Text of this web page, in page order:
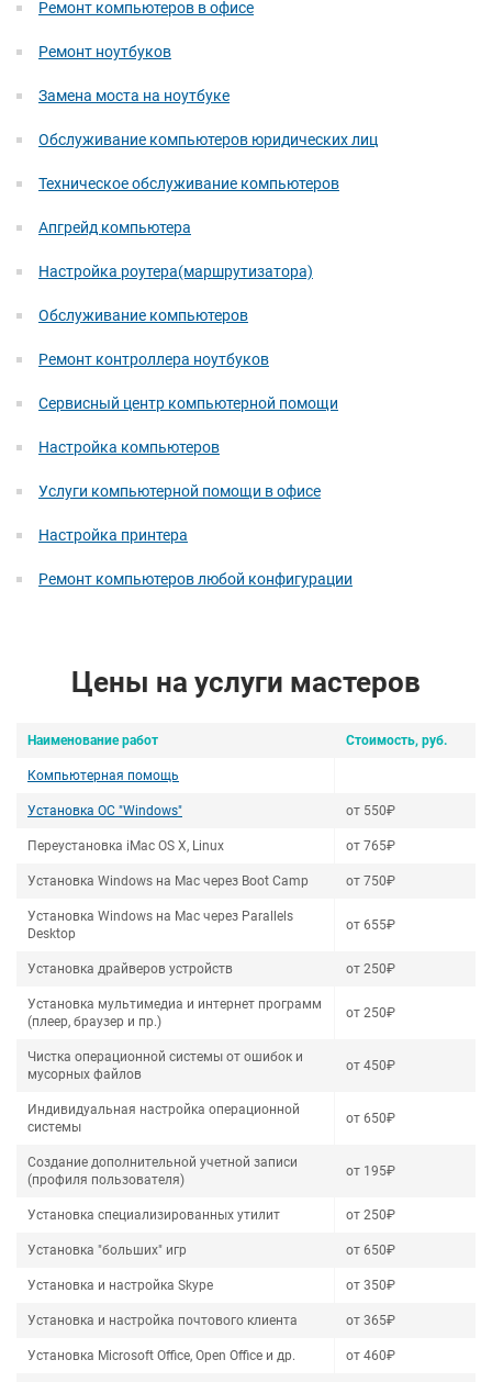
Ремонт компьютеров в офисе
Ремонт ноутбуков
Замена моста на ноутбуке
Обслуживание компьютеров юридических лиц
Техническое обслуживание компьютеров
Апгрейд компьютера
Настройка роутера(маршрутизатора)
Обслуживание компьютеров
Ремонт контроллера ноутбуков
Сервисный центр компьютерной помощи
Настройка компьютеров
Услуги компьютерной помощи в офисе
Настройка принтера
Ремонт компьютеров любой конфигурации
Цены на услуги мастеров
Наименование работ Стоимость, руб.
Компьютерная помощь
Установка ОС "Windows" от 550₽
Переустановка iMac OS X, Linux от 765₽
Установка Windows на Mac через Boot Camp от 750₽
Установка Windows на Mac через Parallels
Desktop
от 655₽
Установка драйверов устройств от 250₽
Установка мультимедиа и интернет программ
(плеер, браузер и пр.)
от 250₽
Чистка операционной системы от ошибок и
мусорных файлов
от 450₽
Индивидуальная настройка операционной
системы
от 650₽
Создание дополнительной учетной записи
(профиля пользователя)
от 195₽
Установка специализированных утилит от 250₽
Установка "больших" игр от 650₽
Установка и настройка Skype от 350₽
Установка и настройка почтового клиента от 365₽
Установка Microsoft Office, Open Office и др. от 460₽